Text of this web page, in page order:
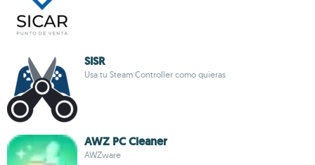
SISR
Usa tu Steam Controller como quieras
AWZ PC Cleaner
AWZware